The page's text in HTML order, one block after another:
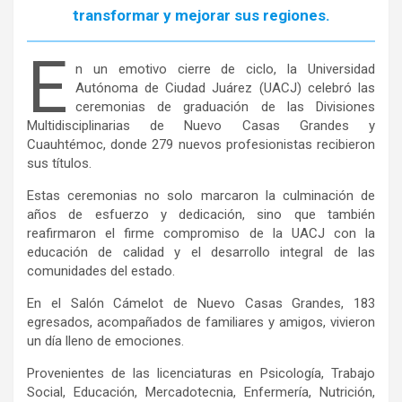
transformar y mejorar sus regiones.
E
n un emotivo cierre de ciclo, la Universidad
Autónoma de Ciudad Juárez (UACJ) celebró las
ceremonias de graduación de las Divisiones
Multidisciplinarias de Nuevo Casas Grandes y
Cuauhtémoc, donde 279 nuevos profesionistas recibieron
sus títulos.
Estas ceremonias no solo marcaron la culminación de
años de esfuerzo y dedicación, sino que también
reafirmaron el firme compromiso de la UACJ con la
educación de calidad y el desarrollo integral de las
comunidades del estado.
En el Salón Cámelot de Nuevo Casas Grandes, 183
egresados, acompañados de familiares y amigos, vivieron
un día lleno de emociones.
Provenientes de las licenciaturas en Psicología, Trabajo
Social, Educación, Mercadotecnia, Enfermería, Nutrición,